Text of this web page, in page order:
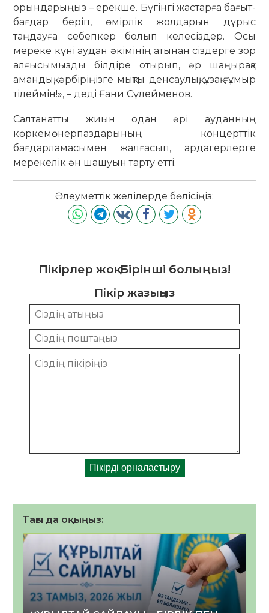
орындарыңыз – ерекше. Бүгінгі жастарға бағыт-
бағдар беріп, өмірлік жолдарын дұрыс
таңдауға себепкер болып келесіздер. Осы
мереке күні аудан әкімінің атынан сіздерге зор
алғысымызды білдіре отырып, әр шаңыраққа
амандық, әрбіріңізге мықты денсаулық, ұзақ ғұмыр
тілеймін!», – деді Ғани Сүлейменов.
Салтанатты жиын одан әрі ауданның
көркемөнерпаздарының концерттік
бағдарламасымен жалғасып, ардагерлерге
мерекелік ән шашуын тарту етті.
Әлеуметтік желілерде бөлісіңіз:
Пікірлер жоқ. Бірінші болыңыз!
Пікір жазыңыз
Тағы да оқыңыз: